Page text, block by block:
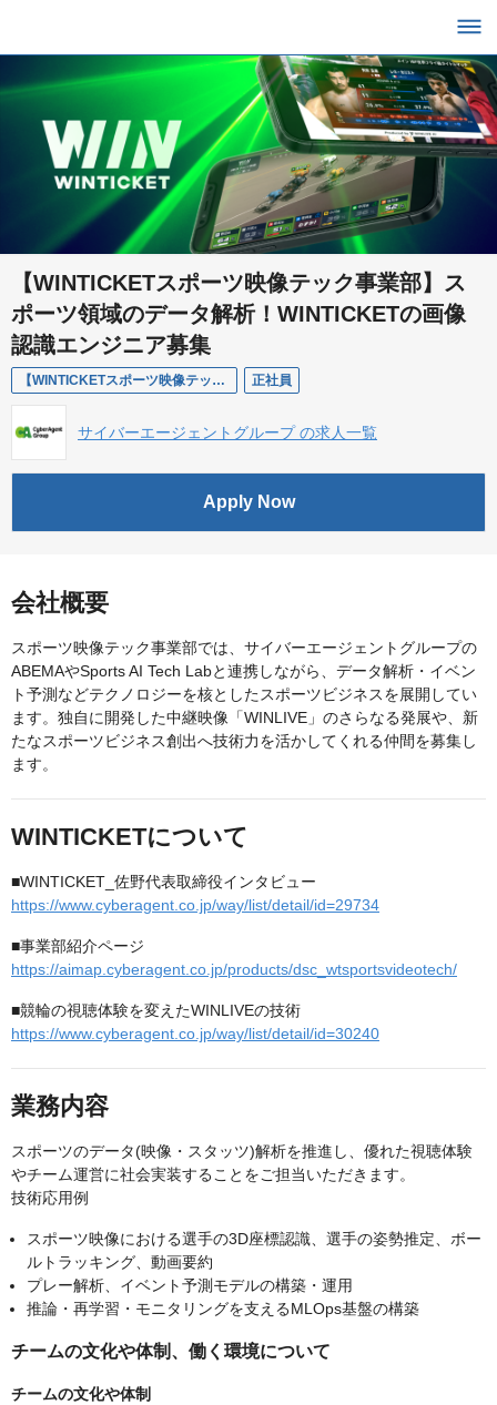
【WINTICKETスポーツ映像テック事業部】ス
ポーツ領域のデータ解析！WINTICKETの画像
認識エンジニア募集
【WINTICKETスポーツ映像テック事業部】スポーツ領域のデータ解析！WINTICKETの画像認識エンジニア募集 正社員
サイバーエージェントグループ の求人一覧
Apply Now
会社概要
スポーツ映像テック事業部では、サイバーエージェントグループの
ABEMAやSports AI Tech Labと連携しながら、データ解析・イベン
ト予測などテクノロジーを核としたスポーツビジネスを展開してい
ます。独自に開発した中継映像「WINLIVE」のさらなる発展や、新
たなスポーツビジネス創出へ技術力を活かしてくれる仲間を募集し
ます。
WINTICKETについて
■WINTICKET_佐野代表取締役インタビュー
https://www.cyberagent.co.jp/way/list/detail/id=29734
■事業部紹介ページ
https://aimap.cyberagent.co.jp/products/dsc_wtsportsvideotech/
■競輪の視聴体験を変えたWINLIVEの技術
https://www.cyberagent.co.jp/way/list/detail/id=30240
業務内容
スポーツのデータ(映像・スタッツ)解析を推進し、優れた視聴体験
やチーム運営に社会実装することをご担当いただきます。
技術応用例
スポーツ映像における選手の3D座標認識、選手の姿勢推定、ボー
ルトラッキング、動画要約
プレー解析、イベント予測モデルの構築・運用
推論・再学習・モニタリングを支えるMLOps基盤の構築
チームの文化や体制、働く環境について
チームの文化や体制